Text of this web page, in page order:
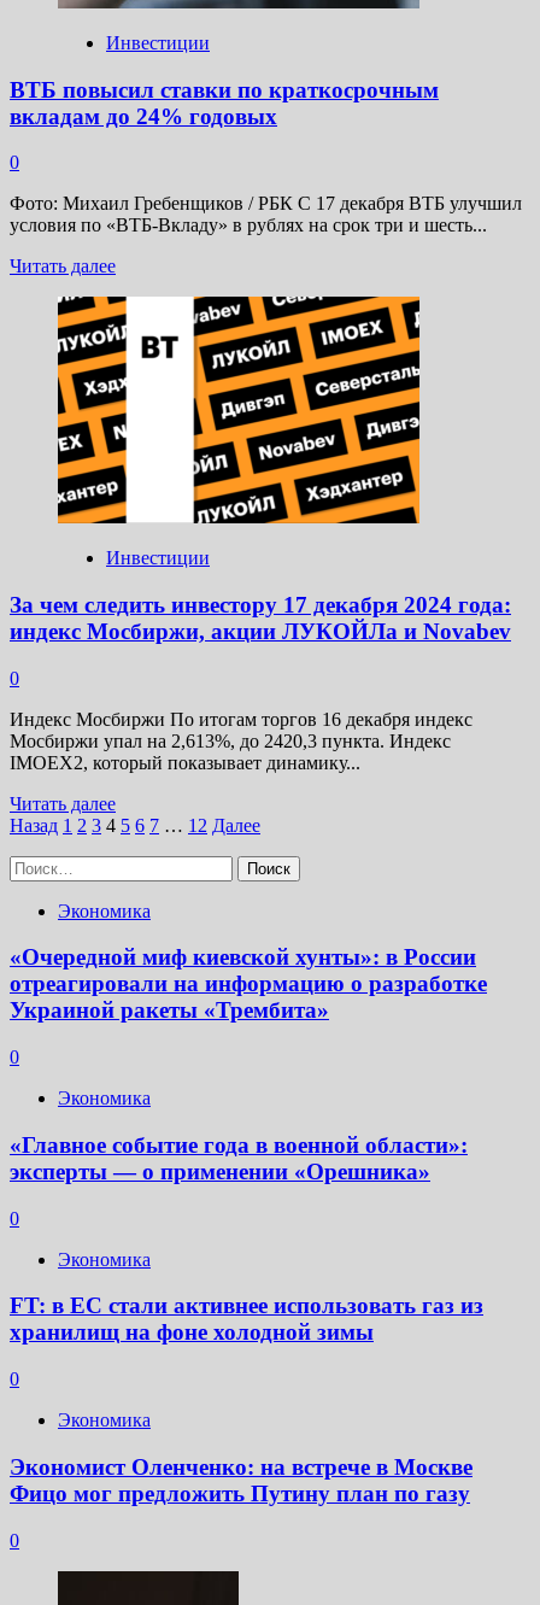
Инвестиции
ВТБ повысил ставки по краткосрочным
вкладам до 24% годовых
0
Фото: Михаил Гребенщиков / РБК С 17 декабря ВТБ улучшил
условия по «ВТБ-Вкладу» в рублях на срок три и шесть...
Читать далееПрочитать
о
ВТБ
повысил
ставки
по
краткосрочным
вкладам
до
24%
годовых
Инвестиции
За чем следить инвестору 17 декабря 2024 года:
индекс Мосбиржи, акции ЛУКОЙЛа и Novabev
0
Индекс Мосбиржи По итогам торгов 16 декабря индекс
Мосбиржи упал на 2,613%, до 2420,3 пункта. Индекс
IMOEX2, который показывает динамику...
Читать далееПрочитать
больше
следить
17
декабря
2024
года:
ЛУКОЙЛа
Novabev
Пагинация
записей
Назад 1 2 3 4 5 6 7 … 12 Далее
Найти:
Экономика
«Очередной миф киевской хунты»: в России
отреагировали на информацию о разработке
Украиной ракеты «Трембита»
0
Экономика
«Главное событие года в военной области»:
эксперты — о применении «Орешника»
0
Экономика
FT: в ЕС стали активнее использовать газ из
хранилищ на фоне холодной зимы
0
Экономика
Экономист Оленченко: на встрече в Москве
Фицо мог предложить Путину план по газу
0